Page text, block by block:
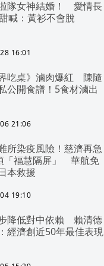
隊女神結婚！ 愛情長
喊：黃衫不會脫
16:01
界吃桌》滷肉爆紅 陳隨
公開食譜！5食材滷出
21:06
所染疫風險！慈濟再急
「福慧隔屏」 華航免
本救援
19:10
降低對中依賴 賴清德
經濟創近50年最佳表現